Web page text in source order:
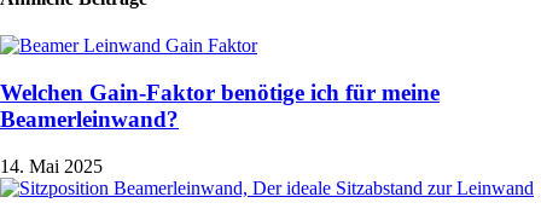
Welchen Gain-Faktor benötige ich für meine
Beamerleinwand?
14. Mai 2025